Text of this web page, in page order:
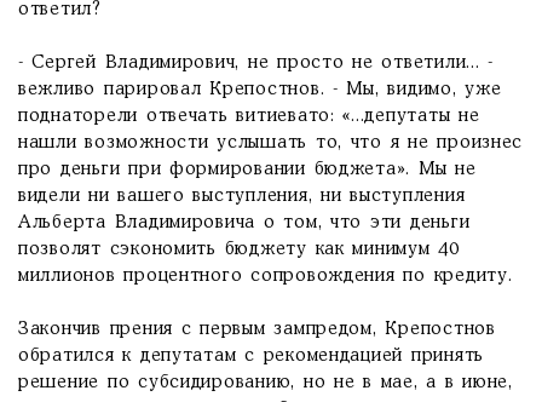
ответил?
- Сергей Владимирович, не просто не ответили... -
вежливо парировал Крепостнов. - Мы, видимо, уже
поднаторели отвечать витиевато: «...депутаты не
нашли возможности услышать то, что я не произнес
про деньги при формировании бюджета». Мы не
видели ни вашего выступления, ни выступления
Альберта Владимировича о том, что эти деньги
позволят сэкономить бюджету как минимум 40
миллионов процентного сопровождения по кредиту.
Закончив прения с первым зампредом, Крепостнов
обратился к депутатам с рекомендацией принять
решение по субсидированию, но не в мае, а в июне,